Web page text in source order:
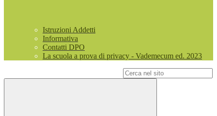
Istruzioni Addetti
Informativa
Contatti DPO
La scuola a prova di privacy - Vademecum ed. 2023